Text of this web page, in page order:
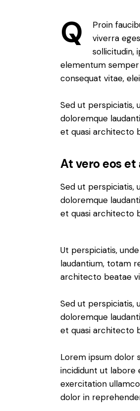
Q
Proin
viverra
sollicitudin,
elementum semper
consequat vitae,
Sed ut perspiciatis,
doloremque
et quasi architecto
At vero eos
Sed ut perspiciatis,
doloremque
et quasi architecto
Ut perspiciatis,
laudantium, totam
architecto beatae
Sed ut perspiciatis,
doloremque
et quasi architecto
Lorem ipsum dolor
incididunt ut labore
exercitation
dolor in